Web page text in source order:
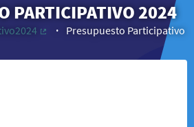
PARTICIPATIVO 2024
Presupuesto Participativo